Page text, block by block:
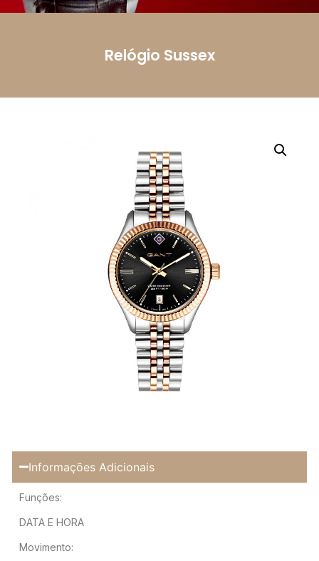
Relógio Sussex
Informações Adicionais
Funções:
DATA E HORA
Movimento:
Enviar